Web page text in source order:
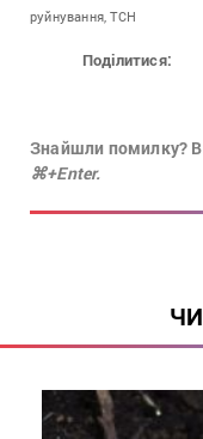
руйнування, ТСН
Поділитися:
Знайшли помилку?
⌘+Enter.